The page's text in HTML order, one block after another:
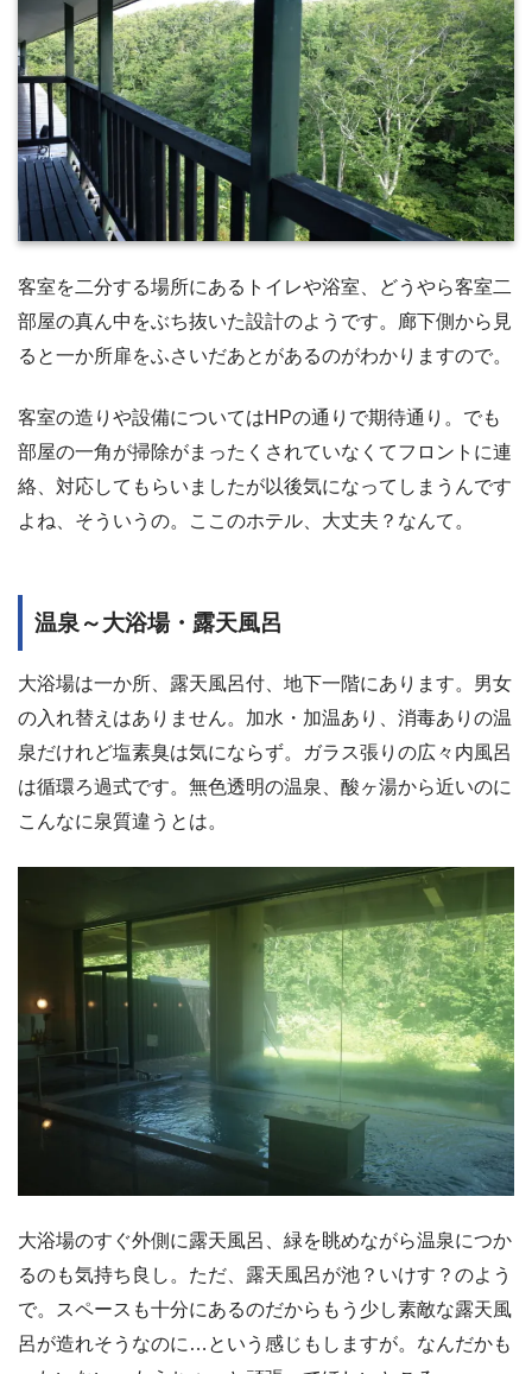
客室を二分する場所にあるトイレや浴室、どうやら客室二
部屋の真ん中をぶち抜いた設計のようです。廊下側から見
ると一か所扉をふさいだあとがあるのがわかりますので。
客室の造りや設備についてはHPの通りで期待通り。でも
部屋の一角が掃除がまったくされていなくてフロントに連
絡、対応してもらいましたが以後気になってしまうんです
よね、そういうの。ここのホテル、大丈夫？なんて。
温泉～大浴場・露天風呂
大浴場は一か所、露天風呂付、地下一階にあります。男女
の入れ替えはありません。加水・加温あり、消毒ありの温
泉だけれど塩素臭は気にならず。ガラス張りの広々内風呂
は循環ろ過式です。無色透明の温泉、酸ヶ湯から近いのに
こんなに泉質違うとは。
大浴場のすぐ外側に露天風呂、緑を眺めながら温泉につか
るのも気持ち良し。ただ、露天風呂が池？いけす？のよう
で。スペースも十分にあるのだからもう少し素敵な露天風
呂が造れそうなのに…という感じもしますが。なんだかも